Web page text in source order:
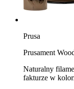
Prusa
Prusament
Naturalny
fakturze w